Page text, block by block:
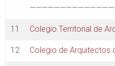
11 Colegio Territorial de
12 Colegio de Arquitectos